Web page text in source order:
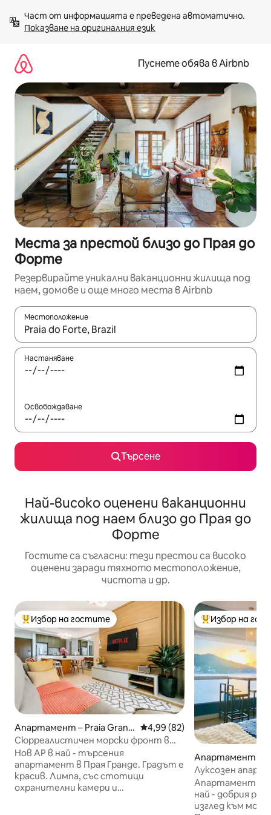
към
съдържанието
Показване на оригиналния език
Пуснете обява в Airbnb
Места за престой близо до Прая до
Форте
Резервирайте уникални ваканционни жилища под
наем, домове и още много места в Airbnb
Местоположение
Когато резултатите се покажат, използвайте
Настаняване
Освобождаване
Търсене
Най-високо оценени ваканционни
жилища под наем близо до Прая до
Форте
Гостите са съгласни: тези престои са високо
оценени заради тяхното местоположение,
чистота и др.
Най-популярен избор на гостите
Избор на гостите
Апартамент – Praia Grand
e
Средна оценка: 4,99 от 5,
4,99 (82)
Сюрреалистичен морски фронт в
модерен и удобен апартамент
Нов AP в най - търсения
апартамент в Прая Гранде. Градът е
красив. Лимпа, със стотици
охранителни камери и
Най-популярен
Избор на
Апартамент –
Луксозен
морето,
Апартамент
най - добрия
изглед към